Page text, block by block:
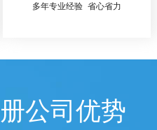
多年专业经验 省心省力
公司优势